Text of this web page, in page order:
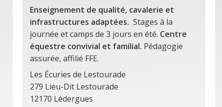
Enseignement de qualité, cavalerie et
infrastructures adaptées. Stages à la
journée et camps de 3 jours en été. Centre
équestre convivial et familial. Pédagogie
assurée, affilié FFE.
Les Écuries de Lestourade
279 Lieu-Dit Lestourade
12170 Lédergues